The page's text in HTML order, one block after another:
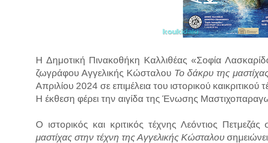
Η Δημοτική Πινακοθήκη Καλλιθέας «Σοφία
ζωγράφου Αγγελικής Κώσταλου Το δάκρυ της
Απριλίου 2024 σε επιμέλεια του ιστορικού καικριτικού
Η έκθεση φέρει την αιγίδα της Ένωσης
Ο ιστορικός και κριτικός τέχνης Λεόντιος Πετμεζάς
μαστίχας στην τέχνη της Αγγελικής Κώσταλου